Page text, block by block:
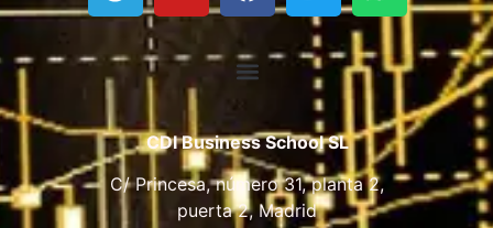
CDI Business School SL
C/ Princesa, número 31, planta 2,
puerta 2, Madrid